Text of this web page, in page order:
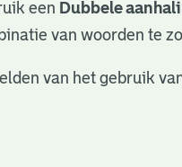
een Dubbele
van woorden te
van het gebruik